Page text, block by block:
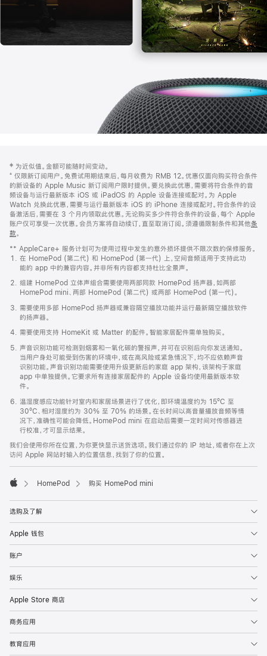
页
页
脚
注
‡ 为近似值。金额可能随时间变动。
⁺ 仅限新订阅用户。免费试用期结束后，每月收费为 RMB 12。优惠仅面向购买符合条件
的新设备的 Apple Music 新订阅用户限时提供。要兑换此优惠，需要将符合条件的音
频设备与运行最新版本 iOS 或 iPadOS 的 Apple 设备连接或配对。为 Apple
Watch 兑换此优惠，需要与运行最新版本 iOS 的 iPhone 连接或配对。符合条件的设
备激活后，需要在 3 个月内领取此优惠。无论购买多少件符合条件的设备，每个 Apple
账户仅可享受一次优惠。会员方案将自动续订，直至取消订阅。须遵循限制条件和其他条
款。
窗
口
中
打
开)
** AppleCare+ 服务计划可为使用过程中发生的意外损坏提供不限次数的保修服务。
在 HomePod (第二代) 和 HomePod (第一代) 上，空间音频适用于支持此功
能的 app 中的兼容内容。并非所有内容都支持杜比全景声。
组建 HomePod 立体声组合需要使用两部同款 HomePod 扬声器，如两部
HomePod mini、两部 HomePod (第二代) 或两部 HomePod (第一代)。
需要使用多部 HomePod 扬声器或兼容隔空播放功能并运行最新隔空播放软件
的扬声器。
需要使用支持 HomeKit 或 Matter 的配件。智能家居配件需单独购买。
声音识别功能可检测到烟雾和一氧化碳的警报声，并可在识别后向你发送通知。
当用户身处可能受到伤害的环境中，或在高风险或紧急情况下，均不应依赖声音
识别功能。声音识别功能需要使用升级更新后的家庭 app 架构，该架构于家庭
app 中单独提供。它要求所有连接家居配件的 Apple 设备均使用最新版本软
件。
温湿度感应功能针对室内和家居场景进行了优化，即环境温度约为 15ºC 至
30ºC、相对湿度约为 30% 至 70% 的场景。在长时间以高音量播放音频等情
况下，准确性可能会降低。HomePod mini 在启动后需要一定时间对传感器进
行校准，才可显示结果。
我们会使用你所在位置，为你更快显示送货选项。我们通过你的 IP 地址，或者你在上次
访问 Apple 网站时输入的位置信息，找到了你的位置。
HomePod 购买 HomePod mini
选购及了解
Apple 钱包
账户
娱乐
Apple Store 商店
商务应用
教育应用